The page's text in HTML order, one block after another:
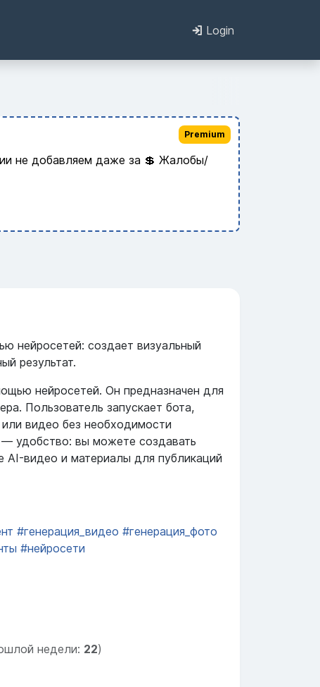
Login
не добавляем даже за 💲 Жалобы/
Premium
нейросетей: создает визуальный
результат.
нейросетей. Он предназначен для
Пользователь запускает бота,
видео без необходимости
удобство: вы можете создавать
AI-видео и материалы для публикаций
#генерация_видео #генерация_фото
#нейросети
недели: 22)